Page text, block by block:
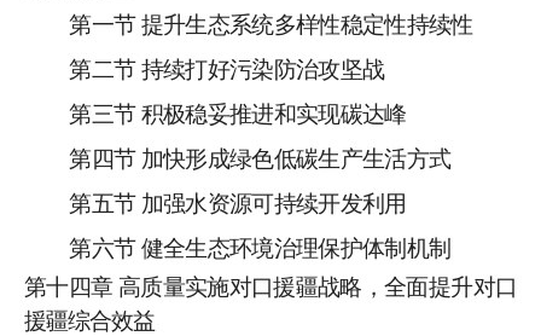
第一节 提升生态系统多样性稳定性持续性
第二节 持续打好污染防治攻坚战
第三节 积极稳妥推进和实现碳达峰
第四节 加快形成绿色低碳生产生活方式
第五节 加强水资源可持续开发利用
第六节 健全生态环境治理保护体制机制
第十四章 高质量实施对口援疆战略，全面提升对口
援疆综合效益